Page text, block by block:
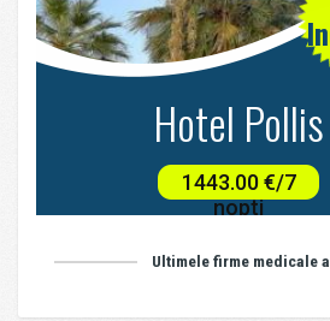
Ultimele firme medicale